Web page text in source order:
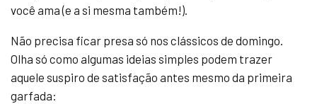
você ama (e a si mesma também!).
Não precisa ficar presa só nos clássicos de domingo.
Olha só como algumas ideias simples podem trazer
aquele suspiro de satisfação antes mesmo da primeira
garfada: